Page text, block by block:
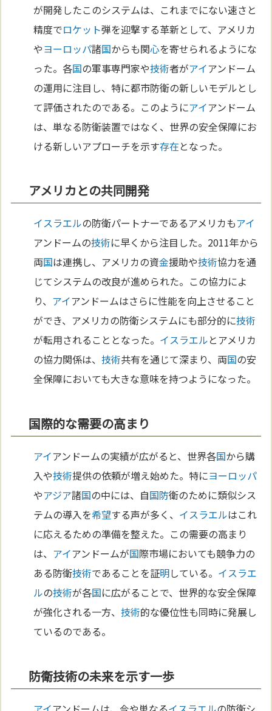
が開発したこのシステムは、これまでにない速さと
精度でロケット弾を迎撃する革新として、アメリカ
やヨーロッパ諸国からも関心を寄せられるようにな
った。各国の軍事専門家や技術者がアイアンドーム
の運用に注目し、特に都市防衛の新しいモデルとし
て評価されたのである。このようにアイアンドーム
は、単なる防衛装置ではなく、世界の安全保障にお
ける新しいアプローチを示す存在となった。
アメリカとの共同開発
イスラエルの防衛パートナーであるアメリカもアイ
アンドームの技術に早くから注目した。2011年から
両国は連携し、アメリカの資金援助や技術協力を通
じてシステムの改良が進められた。この協力によ
り、 アイアンドームはさらに性能を向上させること
ができ、アメリカの防衛システムにも部分的に技術
が転用されることとなった。 イスラエルとアメリカ
の協力関係は、技術共有を通じて深まり、両国の安
全保障においても大きな意味を持つようになった。
国際的な需要の高まり
アイアンドームの実績が広がると、世界各国から購
入や技術提供の依頼が増え始めた。特にヨーロッパ
やアジア諸国の中には、自国防衛のために類似シス
テムの導入を希望する声が多く、 イスラエルはこれ
に応えるための準備を整えた。この需要の高まり
は、 アイアンドームが国際市場においても競争力の
ある防衛技術であることを証明している。 イスラエ
ルの技術が各国に広がることで、世界的な安全保障
が強化される一方、技術的な優位性も同時に発展し
ているのである。
防衛技術の未来を示す一歩